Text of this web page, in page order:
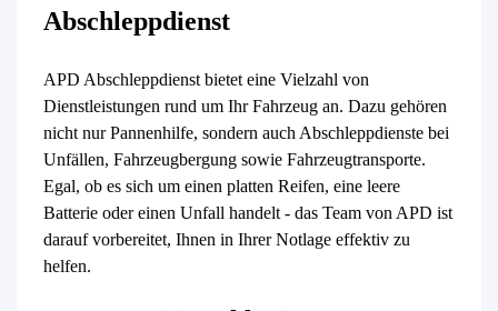
Abschleppdienst
APD Abschleppdienst bietet eine Vielzahl von
Dienstleistungen rund um Ihr Fahrzeug an. Dazu gehören
nicht nur Pannenhilfe, sondern auch Abschleppdienste bei
Unfällen, Fahrzeugbergung sowie Fahrzeugtransporte.
Egal, ob es sich um einen platten Reifen, eine leere
Batterie oder einen Unfall handelt - das Team von APD ist
darauf vorbereitet, Ihnen in Ihrer Notlage effektiv zu
helfen.